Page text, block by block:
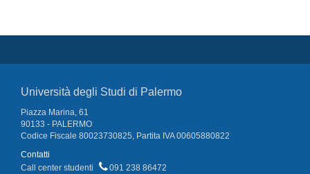
Università degli Studi di Palermo
Piazza Marina, 61
90133 - PALERMO
Codice Fiscale 80023730825, Partita IVA 00605880822
Contatti
Call center studenti
091 238 86472